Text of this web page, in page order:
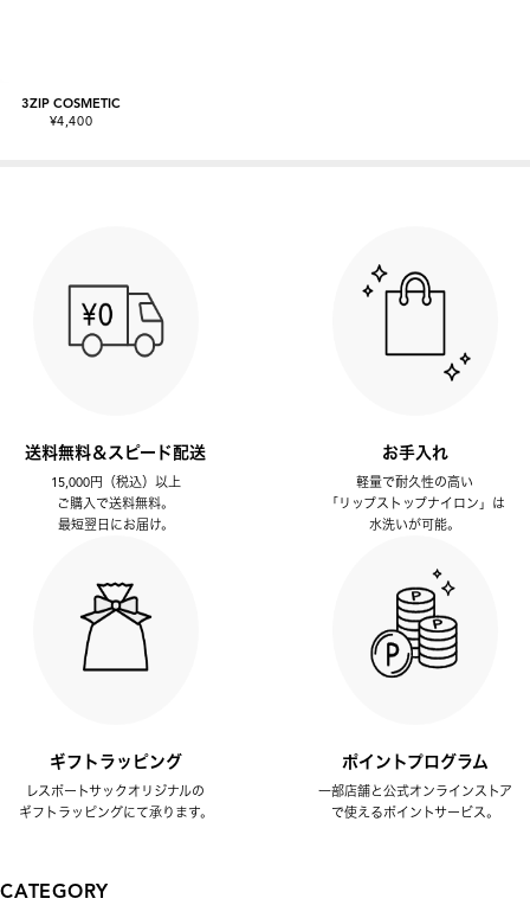
3ZIP COSMETIC
¥4,400
送料無料＆スピード配送
15,000円（税込）以上
ご購入で送料無料。
最短翌日にお届け。
お手入れ
軽量で耐久性の高い
「リップストップナイロン」は
水洗いが可能。
ギフトラッピング
レスポートサックオリジナルの
ギフトラッピングにて承ります。
ポイントプログラム
一部店舗と公式オンラインストア
で使えるポイントサービス。
CATEGORY